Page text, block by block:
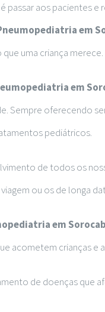
passar aos pacientes e
em
uma criança merece.
em
Sempre oferecendo
pediátricos.
de todos os
ou os de longa
em
acometem crianças e
de doenças que